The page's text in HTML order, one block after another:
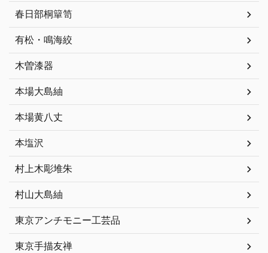
春日部桐簞笥
有松・鳴海絞
木曽漆器
本場大島紬
本場黄八丈
本塩沢
村上木彫堆朱
村山大島紬
東京アンチモニー工芸品
東京手描友禅